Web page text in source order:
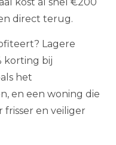
direct terug.
Lagere
korting bij
het
en een woning die
en veiliger